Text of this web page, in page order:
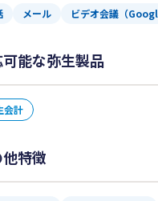
メール ビデオ会議（
能な弥生製品
会計
特徴